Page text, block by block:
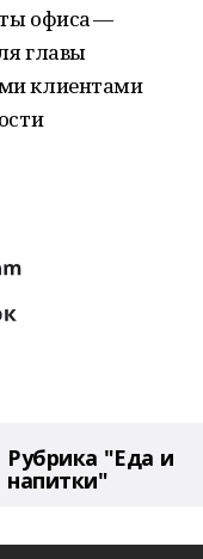
офиса —
главы
клиентами
Рубрика "Еда и
напитки"